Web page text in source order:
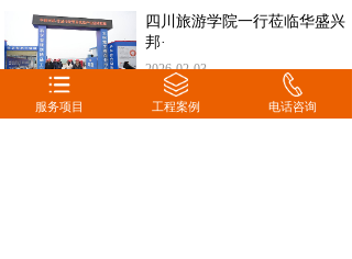
四川旅游学院一行莅临华盛兴
邦·
2026-02-03
1月23日，四川旅游学院副校长李
想一
服务项目 工程案例 电话咨询